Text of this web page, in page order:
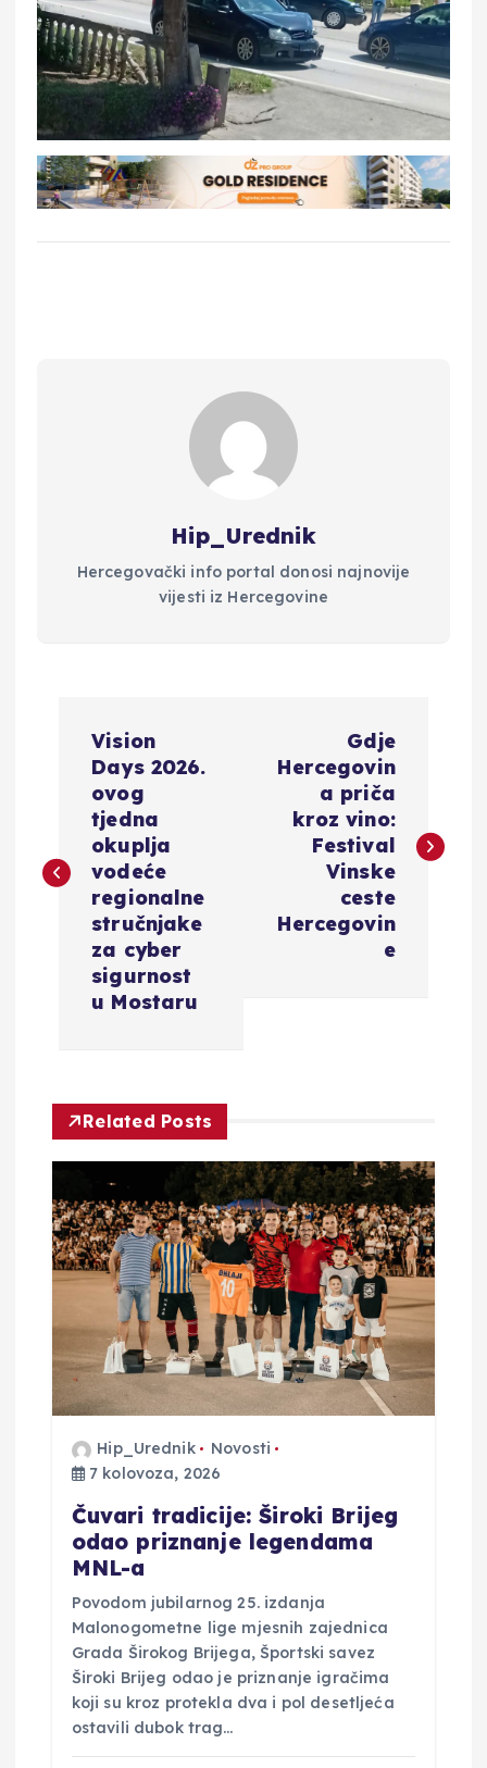
Hip_Urednik
Hercegovački info portal donosi najnovije
vijesti iz Hercegovine
i
a
o
a
Vision
Days 2026.
ovog
tjedna
okuplja
vodeće
regionalne
stručnjake
za cyber
sigurnost
u Mostaru
Gdje
Hercegovin
a priča
kroz vino:
Festival
Vinske
ceste
Hercegovin
e
Related Posts
Hip_Urednik
Novosti
7 kolovoza, 2026
Čuvari tradicije: Široki Brijeg
odao priznanje legendama
MNL-a
Povodom jubilarnog 25. izdanja
Malonogometne lige mjesnih zajednica
Grada Širokog Brijega, Športski savez
Široki Brijeg odao je priznanje igračima
koji su kroz protekla dva i pol desetljeća
ostavili dubok trag…